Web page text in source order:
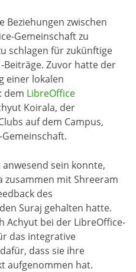
Beziehungen zwischen
Gemeinschaft zu
schlagen für zukünftige
Zuvor hatte der
einer lokalen
dem LibreOffice
Koirala, der
auf dem Campus,
sein konnte,
mit Shreeram
des
Suraj gehalten hatte.
Achyut bei der LibreOffice-
das integrative
dass sie ihre
aufgenommen hat.